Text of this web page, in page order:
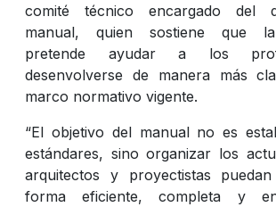
comité técnico encargado del
manual, quien sostiene que la
pretende ayudar a los
desenvolverse de manera más
marco normativo vigente.
“El objetivo del manual no es
estándares, sino organizar los
arquitectos y proyectistas
forma eficiente, completa y